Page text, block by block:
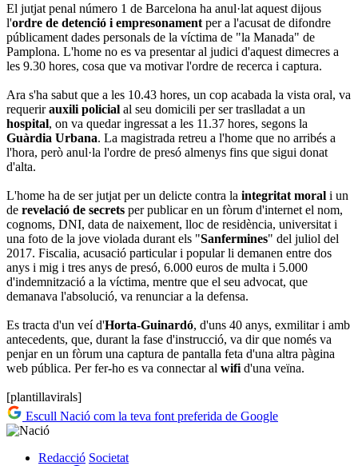
El jutjat penal número 1 de Barcelona ha anul·lat aquest dijous
l'ordre de detenció i empresonament per a l'acusat de difondre
públicament dades personals de la víctima de "la Manada" de
Pamplona. L'home no es va presentar al judici d'aquest dimecres a
les 9.30 hores, cosa que va motivar l'ordre de recerca i captura.
Ara s'ha sabut que a les 10.43 hores, un cop acabada la vista oral, va
requerirauxili policial al seu domicili per ser traslladat a un
hospital, on va quedar ingressat a les 11.37 hores, segons la
Guàrdia Urbana. La magistrada retreu a l'home que no arribés a
l'hora, però anul·la l'ordre de presó almenys fins que sigui donat
d'alta.
L'home ha de ser jutjat per un delicte contra la integritat moral i un
de revelació de secrets per publicar en un fòrum d'internet el nom,
cognoms, DNI, data de naixement, lloc de residència, universitat i
una foto de la jove violada durant els "Sanfermines" del juliol del
2017. Fiscalia, acusació particular i popular li demanen entre dos
anys i mig i tres anys de presó, 6.000 euros de multa i 5.000
d'indemnització a la víctima, mentre que el seu advocat, que
demanava l'absolució, va renunciar a la defensa.
Es tracta d'un veí d'Horta-Guinardó, d'uns 40 anys, exmilitar i amb
antecedents, que, durant la fase d'instrucció, va dir que només va
penjar en un fòrum una captura de pantalla feta d'una altra pàgina
web pública. Per fer-ho es va connectar al wifi d'una veïna.
[plantillavirals]
Escull Nació com la teva font preferida de Google
Redacció Societat